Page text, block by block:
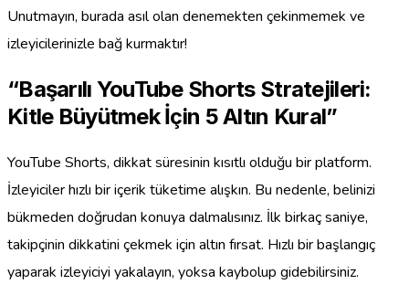
Unutmayın, burada asıl olan denemekten çekinmemek ve
izleyicilerinizle bağ kurmaktır!
“Başarılı YouTube Shorts Stratejileri:
Kitle Büyütmek İçin 5 Altın Kural”
YouTube Shorts, dikkat süresinin kısıtlı olduğu bir platform.
İzleyiciler hızlı bir içerik tüketime alışkın. Bu nedenle, belinizi
bükmeden doğrudan konuya dalmalısınız. İlk birkaç saniye,
takipçinin dikkatini çekmek için altın fırsat. Hızlı bir başlangıç
yaparak izleyiciyi yakalayın, yoksa kaybolup gidebilirsiniz.